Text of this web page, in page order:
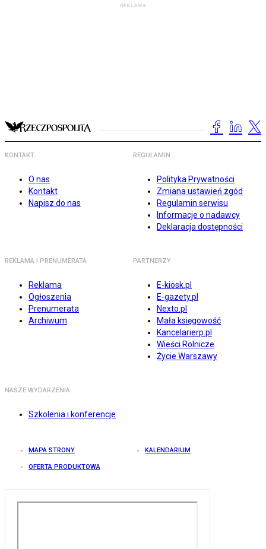
KONTAKT
O nas
Kontakt
Napisz do nas
REGULAMIN
Polityka Prywatności
Zmiana ustawień zgód
Regulamin serwisu
Informacje o nadawcy
Deklaracja dostępności
REKLAMA I PRENUMERATA
Reklama
Ogłoszenia
Prenumerata
Archiwum
PARTNERZY
E-kiosk.pl
E-gazety.pl
Nexto.pl
Mała księgowość
Kancelarierp.pl
Wieści Rolnicze
Życie Warszawy
NASZE WYDARZENIA
Szkolenia i konferencje
MAPA STRONY KALENDARIUM
OFERTA PRODUKTOWA